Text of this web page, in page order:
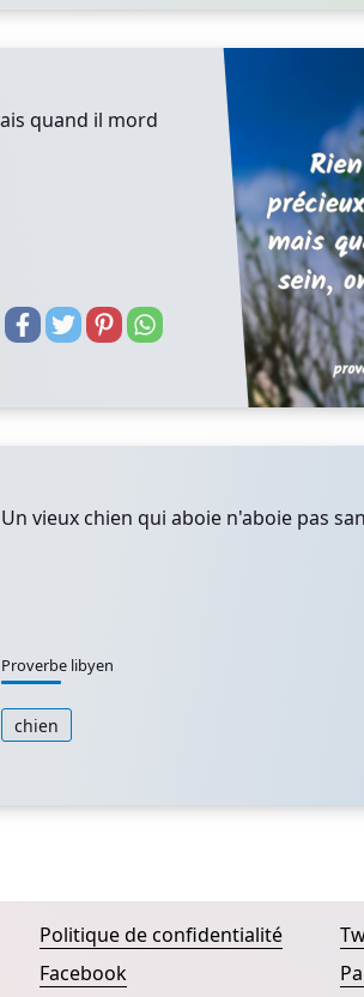
quand il mord
Un vieux chien qui aboie n'aboie pas
Proverbe libyen
chien
Politique de confidentialité
Facebook